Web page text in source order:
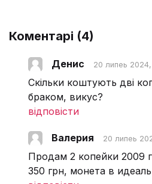
Коментарі (4)
Денис 20 липеь 2024,
Скільки коштують дві
браком, викус?
відповісти
Валерия 20 липеь
Продам 2 копейки 2009
350 грн, монета в